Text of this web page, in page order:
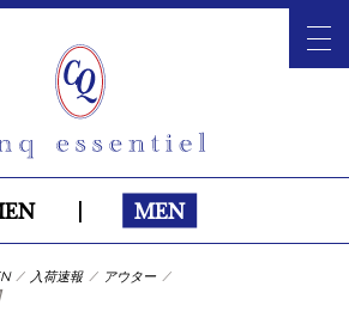
MEN
/ 入荷速報 / アウター /